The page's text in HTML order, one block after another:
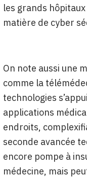
les grands
matière de cyber
On note aussi une
comme la
technologies
applications
endroits,
seconde avancée
encore pompe à
médecine, mais